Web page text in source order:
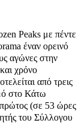
Peaks με πέντε
έναν ορεινό
αγώνες στην
χρόνο
από τρεις
στο Κάτω
(σε 53 ώρες
του Σύλλογου